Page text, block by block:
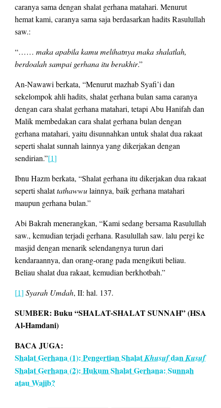
caranya sama dengan shalat gerhana matahari. Menurut
hemat kami, caranya sama saja berdasarkan hadits Rasulullah
saw.:
“…… maka apabila kamu melihatnya maka shalatlah,
berdoalah sampai gerhana itu berakhir.”
An-Nawawi berkata, “Menurut mazhab Syafi’i dan
sekelompok ahli hadits, shalat gerhana bulan sama caranya
dengan cara shalat gerhana matahari, tetapi Abu Hanifah dan
Malik membedakan cara shalat gerhana bulan dengan
gerhana matahari, yaitu disunnahkan untuk shalat dua rakaat
seperti shalat sunnah lainnya yang dikerjakan dengan
sendirian.”[1]
Ibnu Hazm berkata, “Shalat gerhana itu dikerjakan dua rakaat
seperti shalattathawwulainnya, baik gerhana matahari
maupun gerhana bulan.”
Abi Bakrah menerangkan, “Kami sedang bersama Rasulullah
saw., kemudian terjadi gerhana. Rasulullah saw. lalu pergi ke
masjid dengan menarik selendangnya turun dari
kendaraannya, dan orang-orang pada mengikuti beliau.
Beliau shalat dua rakaat, kemudian berkhotbah.”
[1] Syarah Umdah, II: hal. 137.
SUMBER: Buku “SHALAT-SHALAT SUNNAH” (HSA
Al-Hamdani)
BACA JUGA:
Shalat Gerhana (1): Pengertian ShalatKhusufdanKusuf
Shalat Gerhana (2): Hukum Shalat Gerhana: Sunnah
atau Wajib?